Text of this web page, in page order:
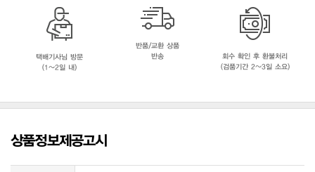
택배기사님 방문
(1~2일 내)
반품/교환 상품
반송
회수 확인 후 환불처리
(검품기간 2~3일 소요)
상품정보제공고시